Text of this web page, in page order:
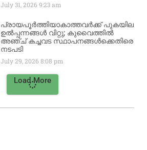
July 31, 20269:23 am
പ്രായപൂർത്തിയാകാത്തവർക്ക് പുകയില
ഉൽപ്പന്നങ്ങൾ വിറ്റു; കുവൈത്തിൽ
അഞ്ച് കച്ചവട സ്ഥാപനങ്ങൾക്കെതിരെ
നടപടി
July 29, 20268:08 pm
Load More